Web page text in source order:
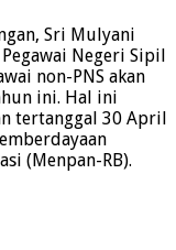
Sri Mulyani
Negeri Sipil
non-PNS akan
ini. Hal ini
tertanggal 30 April
(Menpan-RB).